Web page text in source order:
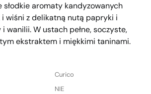
słodkie aromaty kandyzowanych
wiśni z delikatną nutą papryki i
wanilii. W ustach pełne, soczyste,
ekstraktem i miękkimi taninami.
Curico
NIE